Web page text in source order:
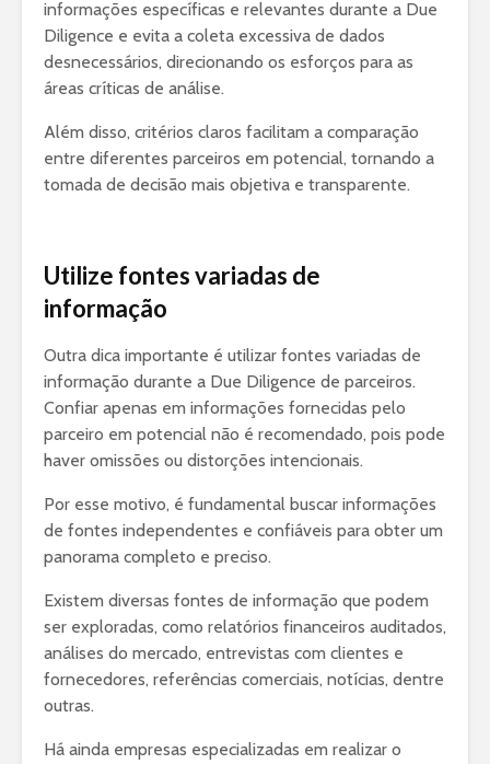
informações específicas e relevantes durante a Due
Diligence e evita a coleta excessiva de dados
desnecessários, direcionando os esforços para as
áreas críticas de análise.
Além disso, critérios claros facilitam a comparação
entre diferentes parceiros em potencial, tornando a
tomada de decisão mais objetiva e transparente.
Utilize fontes variadas de
informação
Outra dica importante é utilizar fontes variadas de
informação durante a Due Diligence de parceiros.
Confiar apenas em informações fornecidas pelo
parceiro em potencial não é recomendado, pois pode
haver omissões ou distorções intencionais.
Por esse motivo, é fundamental buscar informações
de fontes independentes e confiáveis para obter um
panorama completo e preciso.
Existem diversas fontes de informação que podem
ser exploradas, como relatórios financeiros auditados,
análises do mercado, entrevistas com clientes e
fornecedores, referências comerciais, notícias, dentre
outras.
Há ainda empresas especializadas em realizar o